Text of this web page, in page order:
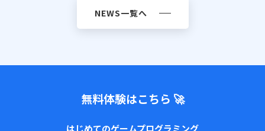
NEWS一覧へ
無料体験はこちら 🚀
はじめてのゲームプログラミング